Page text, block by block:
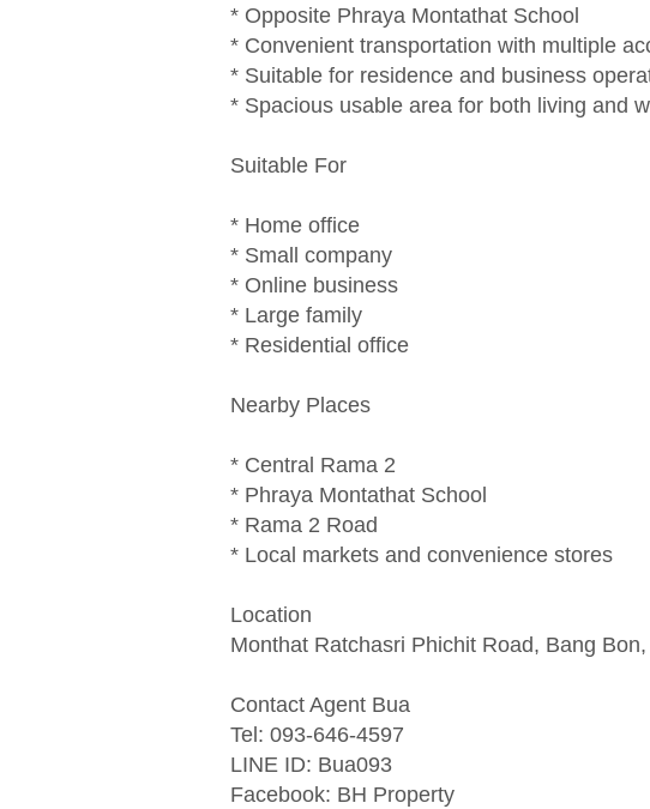
* Opposite Phraya Montathat School
* Convenient transportation with multiple
* Suitable for residence and business
* Spacious usable area for both living and
Suitable For
* Home office
* Small company
* Online business
* Large family
* Residential office
Nearby Places
* Central Rama 2
* Phraya Montathat School
* Rama 2 Road
* Local markets and convenience stores
Location
Monthat Ratchasri Phichit Road, Bang
Contact Agent Bua
Tel: 093-646-4597
LINE ID: Bua093
Facebook: BH Property